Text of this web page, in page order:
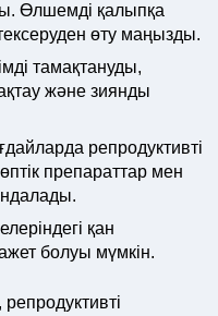
Өлшемді қалыпқа
өту маңызды.
тамақтануды,
және зиянды
репродуктивті
препараттар мен
қан
болуы мүмкін.